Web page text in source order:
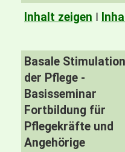
Inhalt zeigen I
Basale
der Pflege -
Basisseminar
Fortbildung für
Pflegekräfte und
Angehörige